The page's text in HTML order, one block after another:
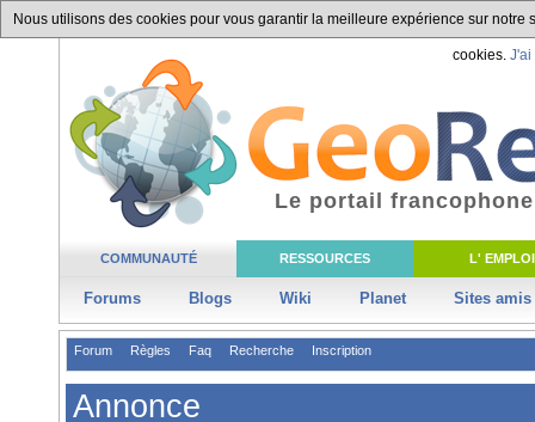
Nous utilisons des cookies pour vous garantir la meilleure expérience sur
cookies. J'ai
COMMUNAUTÉ RESSOURCES L' EMPLOI
Forums Blogs Wiki Planet Sites amis
Le portail
Forum Règles Faq Recherche Inscription
Annonce